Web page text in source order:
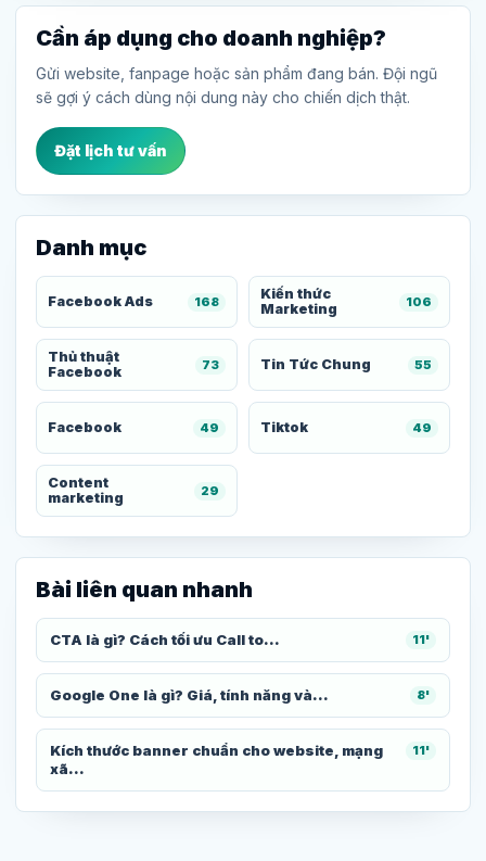
Cần áp dụng cho doanh nghiệp?
Gửi website, fanpage hoặc sản phẩm đang bán. Đội ngũ
sẽ gợi ý cách dùng nội dung này cho chiến dịch thật.
Đặt lịch tư vấn
Danh mục
Facebook Ads 168
Kiến thức
Marketing
106
Thủ thuật
Facebook
73 Tin Tức Chung 55
Facebook 49 Tiktok 49
Content
marketing
29
Bài liên quan nhanh
CTA là gì? Cách tối ưu Call to... 11'
Google One là gì? Giá, tính năng và... 8'
Kích thước banner chuẩn cho website, mạng
xã...
11'